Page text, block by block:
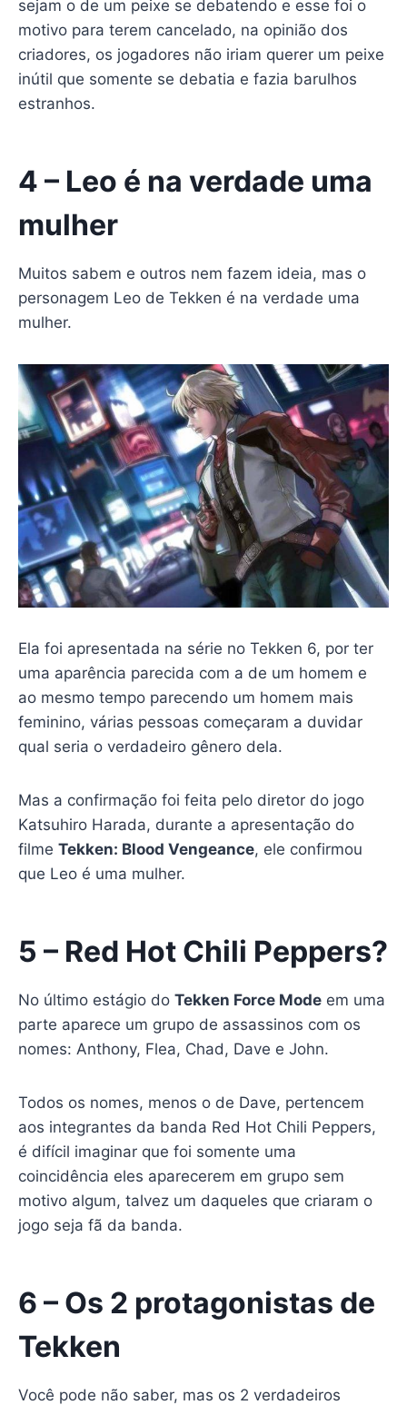
sejam o de um peixe se debatendo e esse foi o
motivo para terem cancelado, na opinião dos
criadores, os jogadores não iriam querer um peixe
inútil que somente se debatia e fazia barulhos
estranhos.
4 – Leo é na verdade uma
mulher
Muitos sabem e outros nem fazem ideia, mas o
personagem Leo de Tekken é na verdade uma
mulher.
Ela foi apresentada na série no Tekken 6, por ter
uma aparência parecida com a de um homem e
ao mesmo tempo parecendo um homem mais
feminino, várias pessoas começaram a duvidar
qual seria o verdadeiro gênero dela.
Mas a confirmação foi feita pelo diretor do jogo
Katsuhiro Harada, durante a apresentação do
filme Tekken: Blood Vengeance, ele confirmou
que Leo é uma mulher.
5 – Red Hot Chili Peppers?
No último estágio do Tekken Force Modeem uma
parte aparece um grupo de assassinos com os
nomes: Anthony, Flea, Chad, Dave e John.
Todos os nomes, menos o de Dave, pertencem
aos integrantes da banda Red Hot Chili Peppers,
é difícil imaginar que foi somente uma
coincidência eles aparecerem em grupo sem
motivo algum, talvez um daqueles que criaram o
jogo seja fã da banda.
6 – Os 2 protagonistas de
Tekken
Você pode não saber, mas os 2 verdadeiros